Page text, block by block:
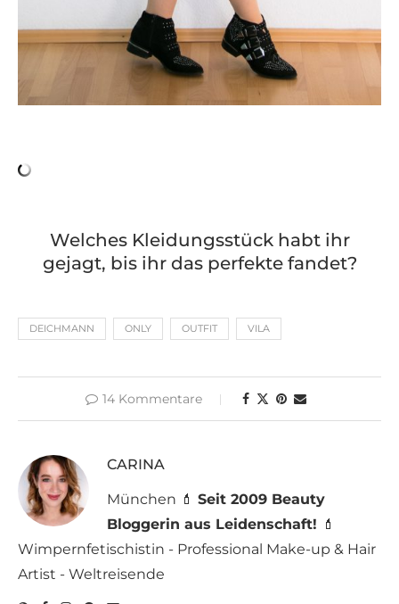
Welches Kleidungsstück habt ihr
gejagt, bis ihr das perfekte fandet?
DEICHMANN ONLY OUTFIT VILA
14 Kommentare
CARINA
München 💄 Seit 2009 Beauty
Bloggerin aus Leidenschaft! 💄
Wimpernfetischistin - Professional Make-up & Hair
Artist - Weltreisende